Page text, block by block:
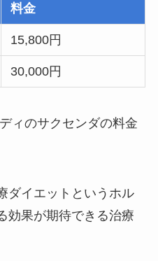
料金
15,800円
30,000円
ィのサクセンダの料金
ダイエットというホル
効果が期待できる治療